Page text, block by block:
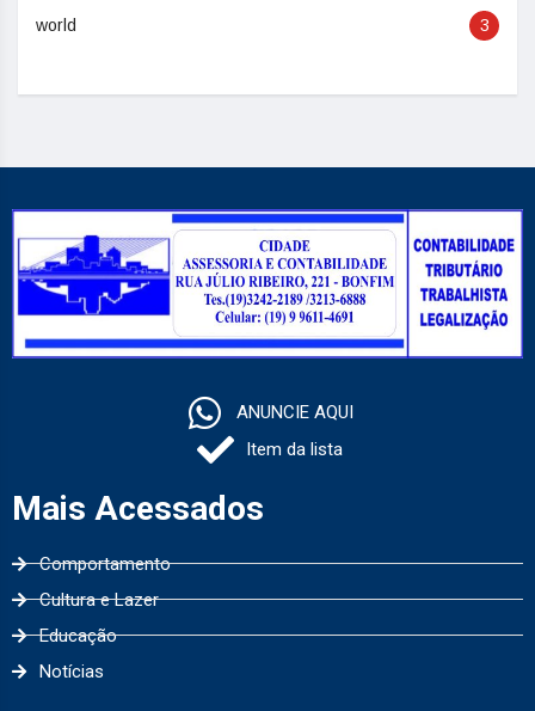
world 3
ANUNCIE AQUI
Item da lista
Mais Acessados
Comportamento
Cultura e Lazer
Educação
Notícias